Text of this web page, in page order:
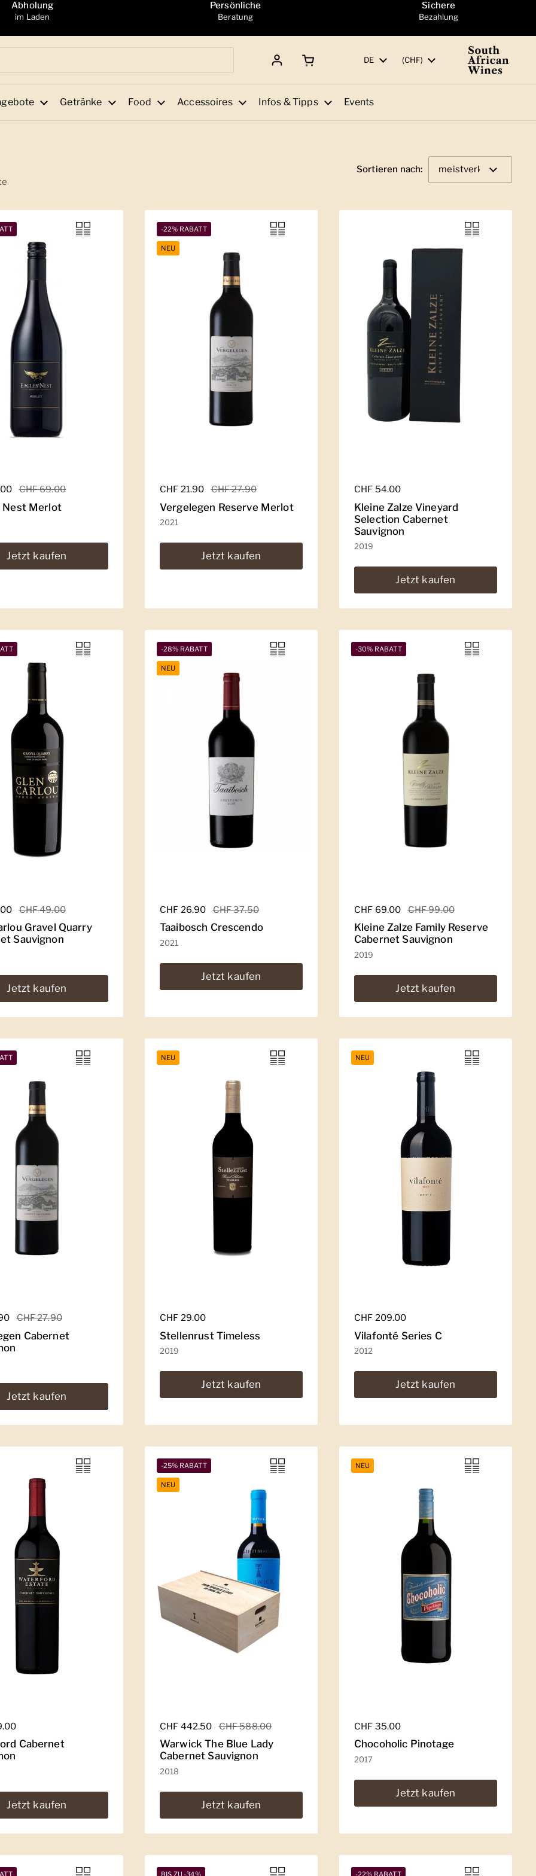
Abholung
im Laden
Persönliche
Beratung
Sichere
Bezahlung
Sprache
DE Land/Region
(CHF)
Getränke Food Accessoires Infos & Tipps Events
Sortieren nach:
Preis
Sale-Preis
CHF 69.00
Nest Merlot
Jetzt kaufen
Regulärer Preis
CHF 21.90 Sale-Preis
CHF 27.90
Vergelegen Reserve Merlot
2021
Jetzt kaufen
-22% RABATT
NEU
Regulärer Preis
CHF 54.00
Kleine Zalze Vineyard
Selection Cabernet
Sauvignon
2019
Jetzt kaufen
Preis
Sale-Preis
CHF 49.00
Gravel Quarry
Sauvignon
Jetzt kaufen
Regulärer Preis
CHF 26.90 Sale-Preis
CHF 37.50
Taaibosch Crescendo
2021
Jetzt kaufen
-28% RABATT
NEU
Regulärer Preis
CHF 69.00 Sale-Preis
CHF 99.00
Kleine Zalze Family Reserve
Cabernet Sauvignon
2019
Jetzt kaufen
-30% RABATT
Preis
Sale-Preis
CHF 27.90
Cabernet
Jetzt kaufen
Regulärer Preis
CHF 29.00
Stellenrust Timeless
2019
Jetzt kaufen
NEU
Regulärer Preis
CHF 209.00
Vilafonté Series C
2012
Jetzt kaufen
NEU
Preis
Cabernet
Jetzt kaufen
Regulärer Preis
CHF 442.50 Sale-Preis
CHF 588.00
Warwick The Blue Lady
Cabernet Sauvignon
2018
Jetzt kaufen
-25% RABATT
NEU
Regulärer Preis
CHF 35.00
Chocoholic Pinotage
2017
Jetzt kaufen
NEU
BIS ZU -34% -22% RABATT